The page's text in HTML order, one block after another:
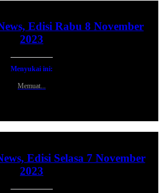
Edisi Rabu 8 November
2023
Menyukai ini:
Memuat...
Edisi Selasa 7 November
2023